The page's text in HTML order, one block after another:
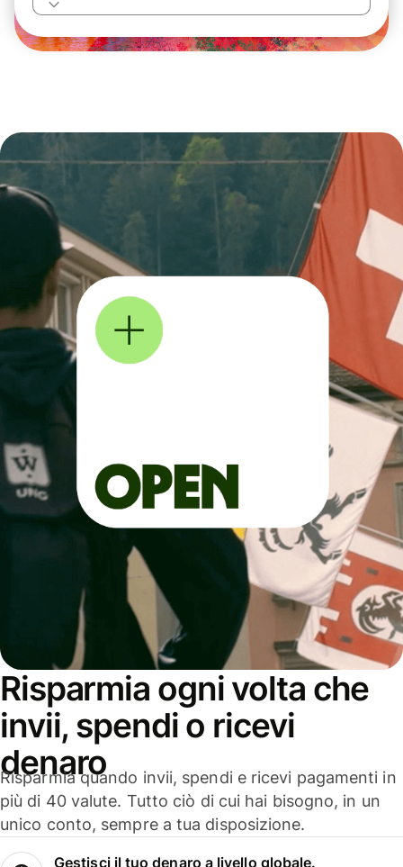
Risparmia ogni volta che
invii, spendi o ricevi
denaro
Risparmia quando invii, spendi e ricevi pagamenti in
più di 40 valute. Tutto ciò di cui hai bisogno, in un
unico conto, sempre a tua disposizione.
Gestisci il tuo denaro a livello globale.